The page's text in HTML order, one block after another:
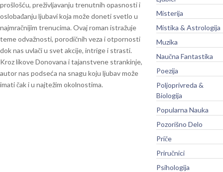
prošlošću, preživljavanju trenutnih opasnosti i
oslobađanju ljubavi koja može doneti svetlo u
najmračnijim trenucima. Ovaj roman istražuje
teme odvažnosti, porodičnih veza i otpornosti
dok nas uvlači u svet akcije, intrige i strasti.
Kroz likove Donovana i tajanstvene strankinje,
autor nas podseća na snagu koju ljubav može
imati čak i u najtežim okolnostima.
Misterija
Mistika & Astrologija
Muzika
Naučna Fantastika
Poezija
Poljoprivreda &
Biologija
Popularna Nauka
Pozorišno Delo
Priče
Priručnici
Psihologija